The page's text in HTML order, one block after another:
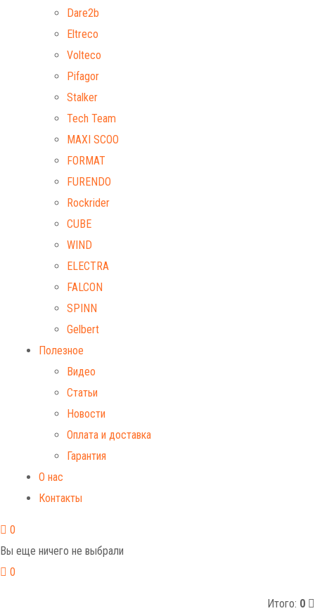
Dare2b
Eltreco
Volteco
Pifagor
Stalker
Tech Team
MAXI SCOO
FORMAT
FURENDO
Rockrider
CUBE
WIND
ELECTRA
FALCON
SPINN
Gelbert
Полезное
Видео
Статьи
Новости
Оплата и доставка
Гарантия
О нас
Контакты
0
Вы еще ничего не выбрали
0
Итого: 0